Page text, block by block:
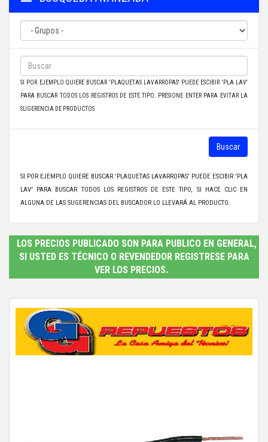
SI POR EJEMPLO QUIERE BUSCAR 'PLAQUETAS LAVARROPAS' PUEDE ESCIBIR 'PLA LAV'
PARA BUSCAR TODOS LOS REGISTROS DE ESTE TIPO. PRESIONE ENTER PARA EVITAR LA
SUGERENCIA DE PRODUCTOS
Buscar
SI POR EJEMPLO QUIERE BUSCAR 'PLAQUETAS LAVARROPAS' PUEDE ESCIBIR 'PLA
LAV' PARA BUSCAR TODOS LOS REGISTROS DE ESTE TIPO, SI HACE CLIC EN
ALGUNA DE LAS SUGERENCIAS DEL BUSCADOR LO LLEVARÁ AL PRODUCTO.
LOS PRECIOS PUBLICADO SON PARA PUBLICO EN GENERAL,
SI USTED ES TÉCNICO O REVENDEDOR REGISTRESE PARA
VER LOS PRECIOS.